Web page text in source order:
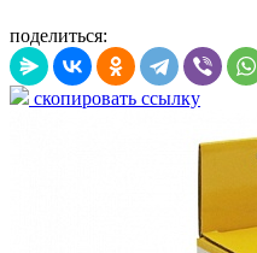
поделиться:
скопировать ссылку